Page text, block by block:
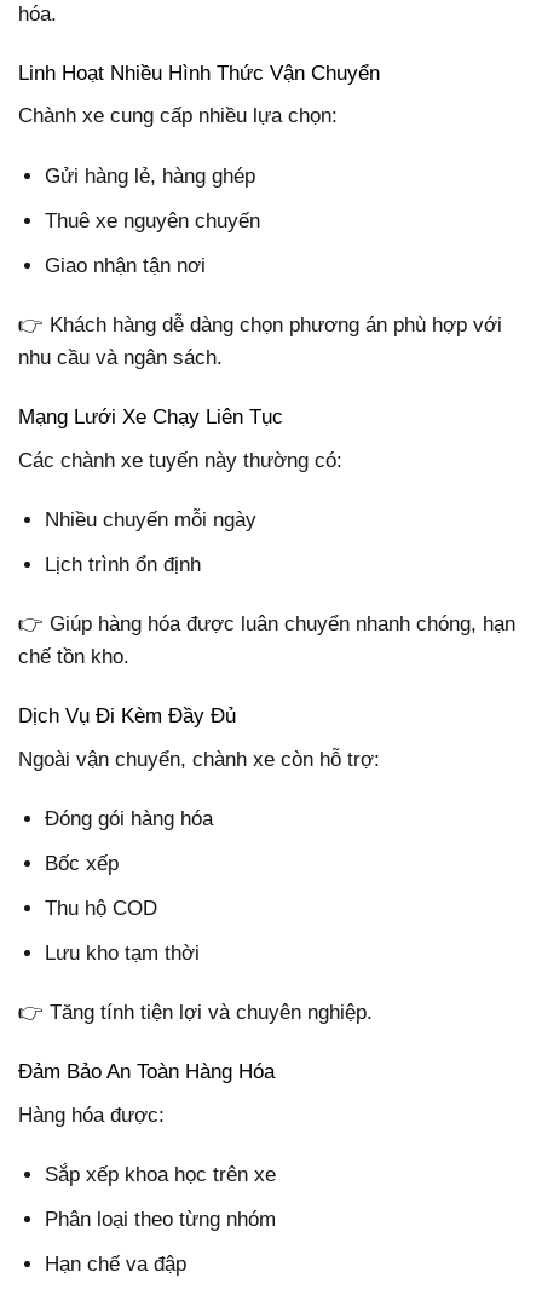
hóa.
Linh Hoạt Nhiều Hình Thức Vận Chuyển
Chành xe cung cấp nhiều lựa chọn:
Gửi hàng lẻ, hàng ghép
Thuê xe nguyên chuyến
Giao nhận tận nơi
👉 Khách hàng dễ dàng chọn phương án phù hợp với
nhu cầu và ngân sách.
Mạng Lưới Xe Chạy Liên Tục
Các chành xe tuyến này thường có:
Nhiều chuyến mỗi ngày
Lịch trình ổn định
👉 Giúp hàng hóa được luân chuyển nhanh chóng, hạn
chế tồn kho.
Dịch Vụ Đi Kèm Đầy Đủ
Ngoài vận chuyển, chành xe còn hỗ trợ:
Đóng gói hàng hóa
Bốc xếp
Thu hộ COD
Lưu kho tạm thời
👉 Tăng tính tiện lợi và chuyên nghiệp.
Đảm Bảo An Toàn Hàng Hóa
Hàng hóa được:
Sắp xếp khoa học trên xe
Phân loại theo từng nhóm
Hạn chế va đập